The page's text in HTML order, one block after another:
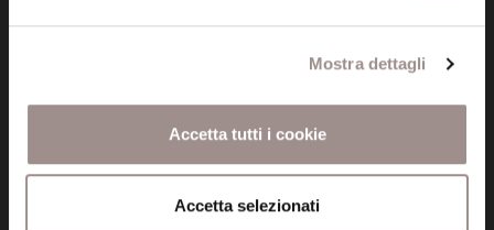
Mostra dettagli
Accetta tutti i cookie
Accetta selezionati